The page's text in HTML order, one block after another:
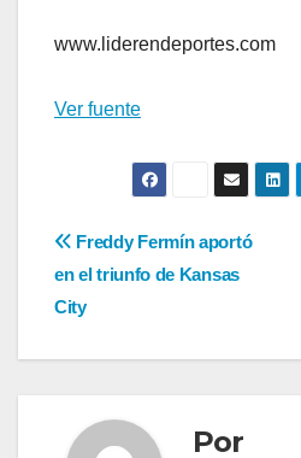
www.liderendeportes.com
Ver fuente
Navegación
de
entradas
Freddy Fermín aportó
en el triunfo de Kansas
City
Por